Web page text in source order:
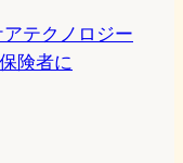
テクノロジー
険者に